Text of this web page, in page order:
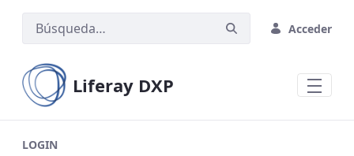
Saltar al contenido principal
Acceder
Liferay DXP
LOGIN